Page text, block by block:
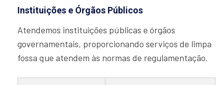
Instituições e Órgãos Públicos
Atendemos instituições públicas e órgãos
governamentais, proporcionando serviços de limpa
fossa que atendem às normas de regulamentação.